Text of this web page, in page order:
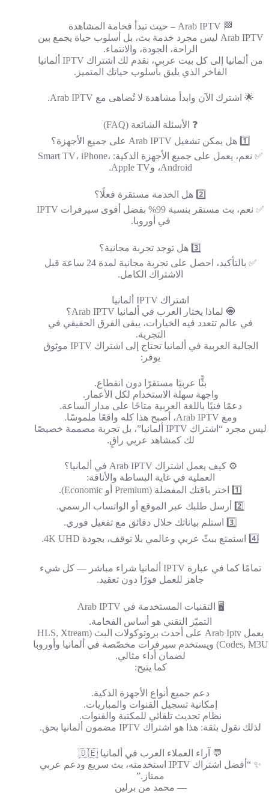
🏁 Arab IPTV – حيث تبدأ فخامة المشاهدة
Arab IPTV ليس مجرد خدمة بث، بل أسلوب حياة يجمع بين
الراحة، الجودة، والانتماء.
من ألمانيا إلى كل بيت عربي، نقدم لك اشتراك IPTV ألمانيا
الفاخر الذي يليق بأسلوب حياتك المتميز.
🌟 اشترك الآن وابدأ مشاهدة لا تُضاهى مع Arab IPTV.
❓ الأسئلة الشائعة (FAQ)
1️⃣ هل يمكن تشغيل Arab IPTV على جميع الأجهزة؟
✅ نعم، يعمل على جميع الأجهزة الذكية: Smart TV، iPhone،
Android، وApple TV.
2️⃣ هل الخدمة مستقرة فعلًا؟
✅ نعم، بث مستقر بنسبة 99% بفضل أقوى سيرفرات IPTV
في أوروبا.
3️⃣ هل توجد تجربة مجانية؟
✅ بالتأكيد، احصل على تجربة مجانية لمدة 24 ساعة قبل
الاشتراك الكامل.
اشتراك IPTV ألمانيا
🧿 لماذا يختار العرب في ألمانيا Arab IPTV؟
في عالم تتعدد فيه الخيارات، يبقى الفرق الحقيقي في
التجربة.
الجالية العربية في ألمانيا تحتاج إلى اشتراك IPTV موثوق
يوفر:
بثًّا عربيًا مستقرًا دون انقطاع.
واجهة سهلة الاستخدام لكل الأعمار.
دعمًا فنيًا باللغة العربية متاحًا على مدار الساعة.
ومع Arab IPTV، أصبح هذا كله واقعًا ملموسًا.
ليس مجرد “اشتراك IPTV ألمانيا”، بل تجربة مصممة خصيصًا
لك كمشاهد عربي راقٍ.
⚙️ كيف يعمل اشتراك Arab IPTV في ألمانيا؟
العملية في غاية البساطة والأناقة:
1️⃣ اختر باقتك المفضلة (Premium أو Economic).
2️⃣ أرسل طلبك عبر الموقع أو الواتساب الرسمي.
3️⃣ استلم بياناتك خلال دقائق مع تفعيل فوري.
4️⃣ استمتع ببثّ عربي وعالمي بلا توقف، بجودة 4K UHD.
تمامًا كما في عبارة IPTV ألمانيا شراء مباشر — كل شيء
جاهز للعمل فورًا دون تعقيد.
🖥️ التقنيات المستخدمة في Arab IPTV
التميّز التقني هو أساس الفخامة.
يعمل Arab Iptv على أحدث بروتوكولات البث (HLS, Xtream
Codes, M3U) ويستخدم سيرفرات مخصّصة في ألمانيا وأوروبا
لضمان أداء مثالي.
كما يتيح:
دعم جميع أنواع الأجهزة الذكية.
إمكانية تسجيل القنوات والمباريات.
نظام تحديث تلقائي للمكتبة والقنوات.
لذلك نقول بثقة: هذا هو اشتراك IPTV مضمون ألمانيا بحق.
💬 آراء العملاء العرب في ألمانيا 🇩🇪
✨ “أفضل اشتراك IPTV استخدمته، بث سريع ودعم عربي
ممتاز.”
— محمد من برلين